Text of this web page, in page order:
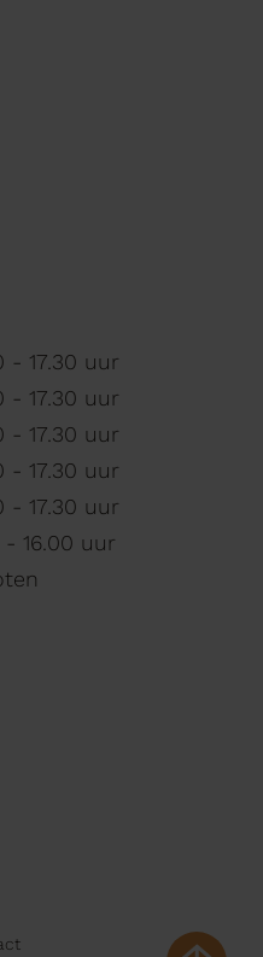
- 17.30 uur
- 17.30 uur
- 17.30 uur
- 17.30 uur
- 17.30 uur
- 16.00 uur